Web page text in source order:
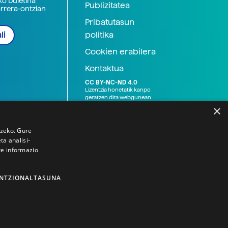
ontzian
Publizitatea
Pribatutasun
politika
Cookien erabilera
Kontaktua
CC BY-NC-ND 4.0
Lizentzia honetatik kanpo
geratzen dira webgunean
×
Gure
analisi-
informazio